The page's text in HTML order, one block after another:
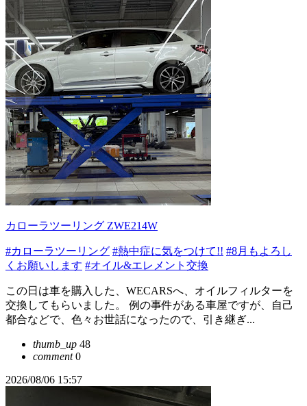
カローラツーリング ZWE214W
#カローラツーリング #熱中症に気をつけて!! #8月もよろし
くお願いします #オイル&エレメント交換
この日は車を購入した、WECARSへ、オイルフィルターを
交換してもらいました。 例の事件がある車屋ですが、自己
都合などで、色々お世話になったので、引き継ぎ...
thumb_up 48
comment0
2026/08/06 15:57